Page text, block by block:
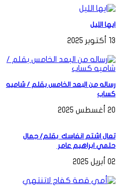
ايها الليل
13 أكتوبر 2025
رساله من البعد الخامس بقلم / شاميه
كساب
20 أغسطس 2025
تعال اشتم انفاسك بقلم/ جمال
حلمي ابراهيم عامر
02 أبريل 2025